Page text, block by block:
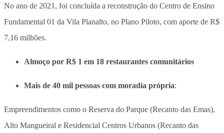
No ano de 2021, foi concluída a reconstrução do Centro de Ensino
Fundamental 01 da Vila Planalto, no Plano Piloto, com aporte de R$
7,16 milhões.
Almoço por R$ 1 em 18 restaurantes comunitários
Mais de 40 mil pessoas com moradia própria:
Empreendimentos como o Reserva do Parque (Recanto das Emas),
Alto Mangueiral e Residencial Centros Urbanos (Recanto das